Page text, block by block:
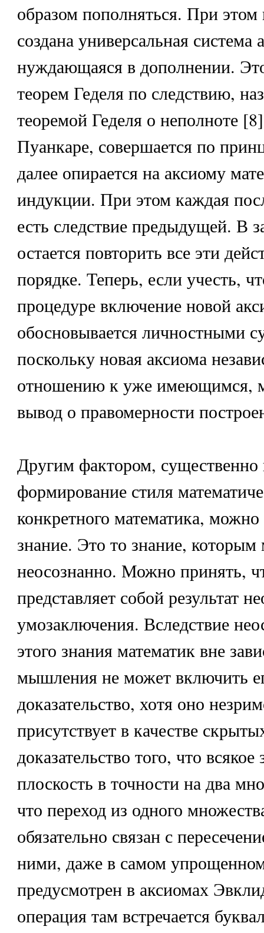
образом пополняться. При
создана универсальная система
нуждающаяся в дополнении.
теорем Геделя по следствию,
теоремой Геделя о неполноте
Пуанкаре, совершается по
далее опирается на аксиому
индукции. При этом каждая
есть следствие предыдущей. В
остается повторить все эти
порядке. Теперь, если учесть,
процедуре включение новой
обосновывается личностными
поскольку новая аксиома
отношению к уже имеющимся,
вывод о правомерности
Другим фактором,
формирование стиля
конкретного математика, можно
знание. Это то знание,
неосознанно. Можно принять,
представляет собой результат
умозаключения. Вследствие
этого знания математик вне
мышления не может включить
доказательство, хотя оно
присутствует в качестве
доказательство того, что
плоскость в точности на два
что переход из одного
обязательно связан с
ними, даже в самом
предусмотрен в аксиомах
операция там встречается